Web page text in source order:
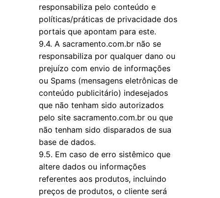
responsabiliza pelo conteúdo e
políticas/práticas de privacidade dos
portais que apontam para este.
9.4. A sacramento.com.br não se
responsabiliza por qualquer dano ou
prejuízo com envio de informações
ou Spams (mensagens eletrônicas de
conteúdo publicitário) indesejados
que não tenham sido autorizados
pelo site sacramento.com.br ou que
não tenham sido disparados de sua
base de dados.
9.5. Em caso de erro sistêmico que
altere dados ou informações
referentes aos produtos, incluindo
preços de produtos, o cliente será